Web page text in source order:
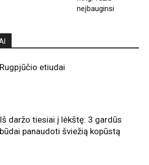
neįbauginsi
Rugpjūčio etiudai
Iš daržo tiesiai į lėkštę: 3 gardūs
būdai panaudoti šviežią kopūstą